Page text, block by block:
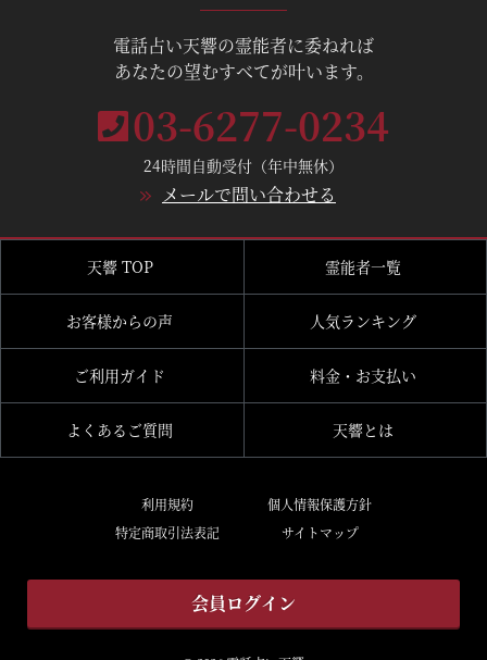
電話占い天響の霊能者に委ねれば
あなたの望むすべてが叶います。
03-6277-0234
24時間自動受付（年中無休）
メールで問い合わせる
天響 TOP 霊能者一覧
お客様からの声 人気ランキング
ご利用ガイド 料金・お支払い
よくあるご質問 天響とは
利用規約
特定商取引法表記
個人情報保護方針
サイトマップ
会員ログイン